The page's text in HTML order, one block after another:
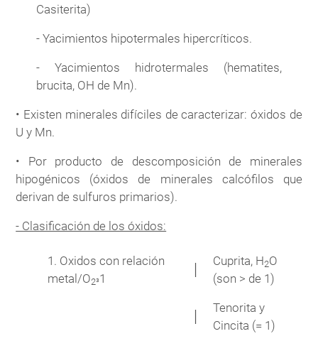
Casiterita)
- Yacimientos hipotermales hipercríticos.
- Yacimientos hidrotermales (hematites,
brucita, OH de Mn).
• Existen minerales difíciles de caracterizar: óxidos de
U y Mn.
• Por producto de descomposición de minerales
hipogénicos (óxidos de minerales calcófilos que
derivan de sulfuros primarios).
- Clasificación de los óxidos:
1. Oxidos con relación
metal/O2³1
Cuprita, H2O
(son > de 1)
Tenorita y
Cincita (= 1)